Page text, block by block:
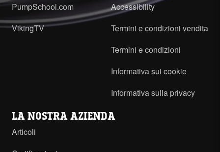
PumpSchool.com
VikingTV
Accessibility
Termini e condizioni vendita
Termini e condizioni
Informativa sui cookie
Informativa sulla privacy
LA NOSTRA AZIENDA
Articoli